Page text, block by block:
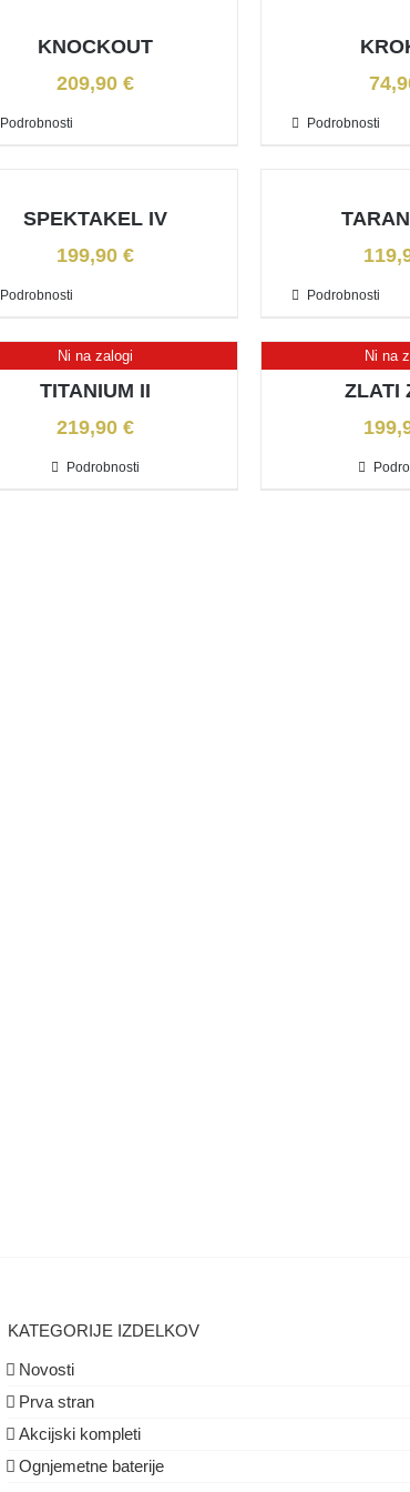
KNOCKOUT
209,90€
Podrobnosti Podrobnosti
SPEKTAKEL IV
199,90€
Podrobnosti Podrobnosti
Ni na zalogi
TITANIUM II
219,90€
Podrobnosti
Ni na
ZLATI
KATEGORIJE IZDELKOV
Novosti
Prva stran
Akcijski kompleti
Ognjemetne baterije